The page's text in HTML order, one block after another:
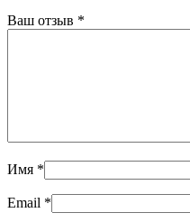
Ваш отзыв *
Имя *
Email *